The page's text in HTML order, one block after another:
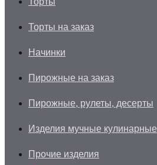
Торты на заказ
Начинки
Пирожные на заказ
Пирожные, рулеты, десерты
Изделия мучные кулинарные
Прочие изделия